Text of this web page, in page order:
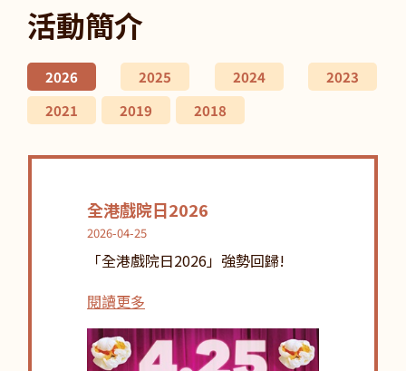
活動簡介
2026 2025 2024
2023
2021
2019 2018
全港戲院日2026
2026-04-25
「全港戲院日2026」強勢回歸!
閱讀更多